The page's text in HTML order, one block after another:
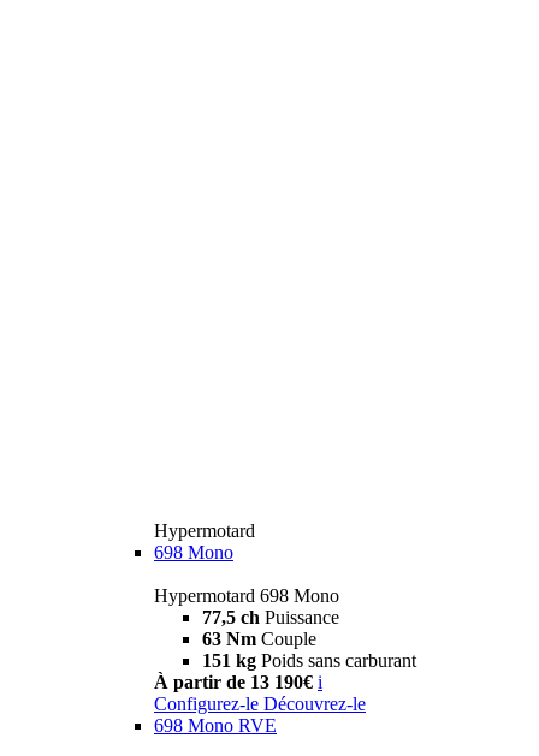
Hypermotard
698 Mono
Hypermotard 698 Mono
77,5 ch Puissance
63 Nm Couple
151 kg Poids sans carburant
À partir de 13 190€ i
Configurez-le Découvrez-le
698 Mono RVE